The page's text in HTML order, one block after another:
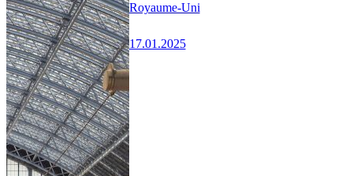
Royaume-Uni
17.01.2025